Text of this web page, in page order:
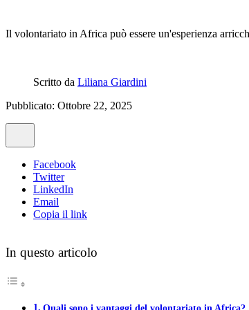
Il volontariato in Africa può essere un'esperienza
Scritto da Liliana Giardini
Pubblicato: Ottobre 22, 2025
Facebook
Twitter
LinkedIn
Email
Copia il link
In questo articolo
Quali sono i vantaggi del volontariato in Africa?